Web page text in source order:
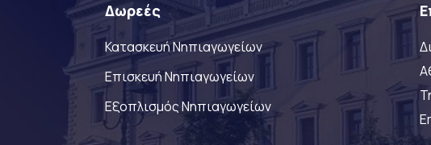
Δωρεές
Κατασκευή Νηπιαγωγείων
Επισκευή Νηπιαγωγείων
Eξοπλισμός Νηπιαγωγείων